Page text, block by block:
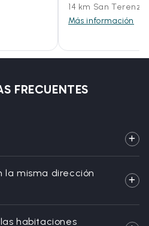
14 km San Terenzo
Más información
FRECUENTES
la misma dirección
habitaciones